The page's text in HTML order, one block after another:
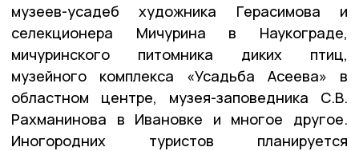
музеев-усадеб художника Герасимова и
селекционера Мичурина в Наукограде,
мичуринского питомника диких птиц,
музейного комплекса «Усадьба Асеева» в
областном центре, музея-заповедника С.В.
Рахманинова в Ивановке и многое другое.
Иногородних туристов планируется